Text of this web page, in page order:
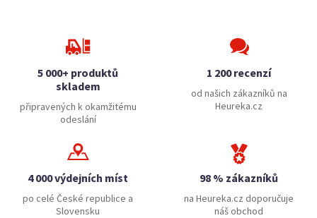
5 000+ produktů
skladem
připravených k okamžitému
odeslání
1 200 recenzí
od našich zákazníků na
Heureka.cz
4 000 výdejních míst
po celé České republice a
Slovensku
98 % zákazníků
na Heureka.cz doporučuje
náš obchod